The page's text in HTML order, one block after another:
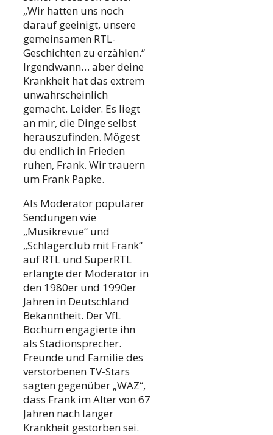
„Wir hatten uns noch
darauf geeinigt, unsere
gemeinsamen RTL-
Geschichten zu erzählen.“
Irgendwann… aber deine
Krankheit hat das extrem
unwahrscheinlich
gemacht. Leider. Es liegt
an mir, die Dinge selbst
herauszufinden. Mögest
du endlich in Frieden
ruhen, Frank. Wir trauern
um Frank Papke.
Als Moderator populärer
Sendungen wie
„Musikrevue“ und
„Schlagerclub mit Frank“
auf RTL und SuperRTL
erlangte der Moderator in
den 1980er und 1990er
Jahren in Deutschland
Bekanntheit. Der VfL
Bochum engagierte ihn
als Stadionsprecher.
Freunde und Familie des
verstorbenen TV-Stars
sagten gegenüber „WAZ“,
dass Frank im Alter von 67
Jahren nach langer
Krankheit gestorben sei.